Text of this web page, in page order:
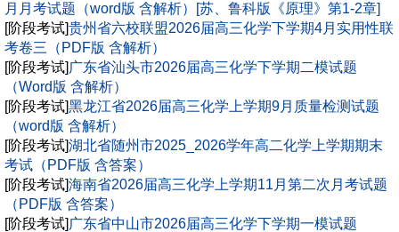
月月考试题（word版 含解析）[苏、鲁科版《原理》第1-2章]
[阶段考试]贵州省六校联盟2026届高三化学下学期4月实用性联
考卷三（PDF版 含解析）
[阶段考试] 广东省汕头市2026届高三化学下学期二模试题
（Word版 含解析）
[阶段考试]黑龙江省2026届高三化学上学期9月质量检测试题
（word版 含解析）
[阶段考试]湖北省随州市2025_2026学年高二化学上学期期末
考试（PDF版 含答案）
[阶段考试]海南省2026届高三化学上学期11月第二次月考试题
（PDF版 含答案）
[阶段考试] 广东省中山市2026届高三化学下学期一模试题